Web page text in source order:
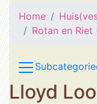
Home
Rotan en Riet
Lloyd